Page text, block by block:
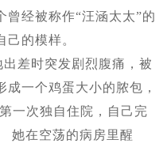
曾经被称作“汪涵太太”的
的模样。
差时突发剧烈腹痛，被
一个鸡蛋大小的脓包，
一次独自住院，自己完
她在空荡的病房里醒